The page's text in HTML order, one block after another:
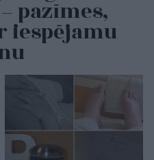
pazīmes,
iespējamu